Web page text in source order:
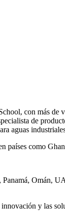
con más de
de
aguas
países como
Panamá, Omán,
y las